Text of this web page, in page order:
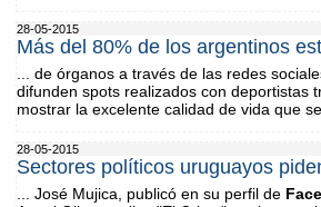
28-05-2015
Más del 80% de los argentinos
... de órganos a través de las redes
difunden spots realizados con deportistas
mostrar la excelente calidad de vida que
28-05-2015
Sectores políticos uruguayos
... José Mujica, publicó en su perfil de